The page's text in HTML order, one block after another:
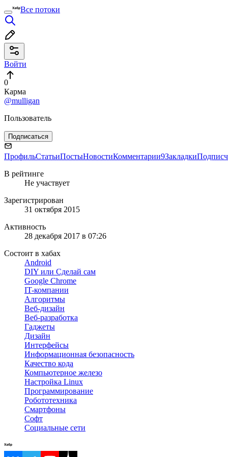
Все потоки
Войти
0
Карма
@mulligan
Пользователь
Подписаться
ПрофильСтатьиПостыНовостиКомментарии9Закладки
В рейтинге
Не участвует
Зарегистрирован
31 октября 2015
Активность
28 декабря 2017 в 07:26
Состоит в хабах
Android
DIY или Сделай сам
Google Chrome
IT-компании
Алгоритмы
Веб-дизайн
Веб-разработка
Гаджеты
Дизайн
Интерфейсы
Информационная безопасность
Качество кода
Компьютерное железо
Настройка Linux
Программирование
Робототехника
Смартфоны
Софт
Социальные сети